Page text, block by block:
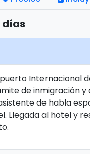
días
Internacional
de inmigración y
de habla
Llegada al hotel y